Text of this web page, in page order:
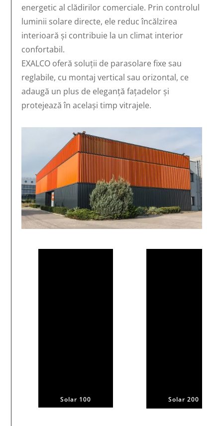
energetic al clădirilor comerciale. Prin controlul
luminii solare directe, ele reduc încălzirea
interioară și contribuie la un climat interior
confortabil.
EXALCO oferă soluții de parasolare fixe sau
reglabile, cu montaj vertical sau orizontal, ce
adaugă un plus de eleganță fațadelor și
protejează în același timp vitrajele.
Solar 100 Solar 200